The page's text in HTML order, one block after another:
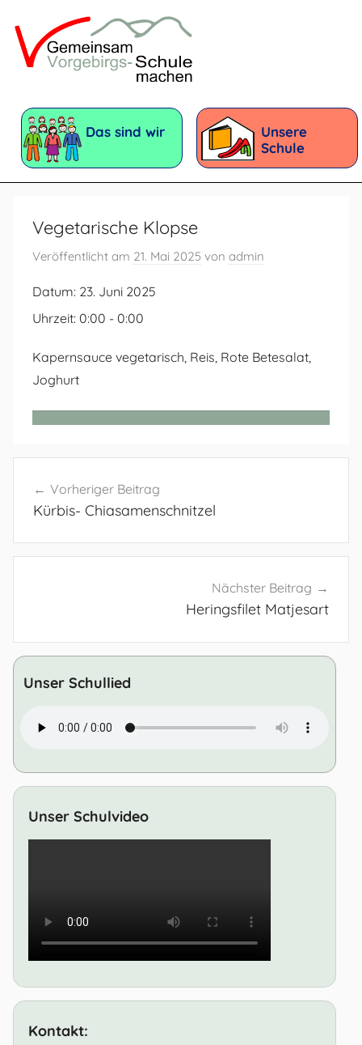
Inhalt
springen
Vorgebirgsschule
mit
dem
Förderschwerpunkt:
Das sind wir
Unsere
Schule
Vegetarische Klopse
Veröffentlicht am 21. Mai 2025 von admin
Datum: 23. Juni 2025
Uhrzeit: 0:00 - 0:00
Kapernsauce vegetarisch, Reis, Rote Betesalat,
Joghurt
Vorheriger Beitrag
Kürbis- Chiasamenschnitzel
Nächster Beitrag
Heringsfilet Matjesart
Unser Schullied
Unser Schulvideo
Kontakt: